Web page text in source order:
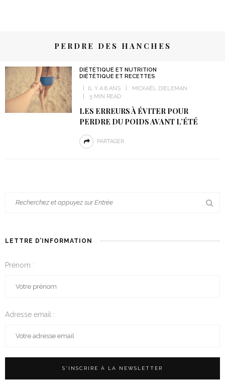
PERDRE DES HANCHES
DIÉTÉTIQUE ET NUTRITION
DIÉTÉTIQUE ET RECETTES
IL Y A 8 ANS
MICKAËL DIELEMAN
5 MIN READ
LES ERREURS À ÉVITER POUR
PERDRE DU POIDS AVANT L’ÉTÉ
PARTAGER
LETTRE D’INFORMATION
Prénom :
Adresse email :